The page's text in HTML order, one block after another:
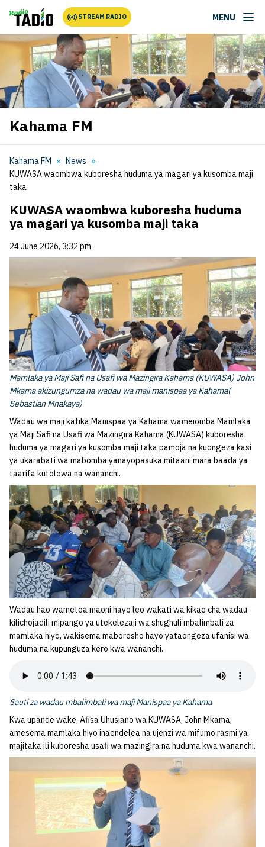
STREAM RADIO MENU
Kahama FM
Kahama FM
News
KUWASA waombwa kuboresha huduma ya magari ya kusomba maji
taka
KUWASA waombwa kuboresha huduma
ya magari ya kusomba maji taka
24 June 2026, 3:32 pm
Mamlaka ya Maji Safi na Usafi wa Mazingira Kahama (KUWASA) John
Mkama akizungumza na wadau wa maji manispaa ya Kahama(
Sebastian Mnakaya)
Wadau wa maji katika Manispaa ya Kahama wameiomba Mamlaka
ya Maji Safi na Usafi wa Mazingira Kahama (KUWASA) kuboresha
huduma ya magari ya kusomba maji taka pamoja na kuongeza kasi
ya ukarabati wa mabomba yanayopasuka mitaani mara baada ya
taarifa kutolewa na wananchi.
Wadau hao wametoa maoni hayo leo wakati wa kikao cha wadau
kilichojadili mipango ya utekelezaji wa shughuli mbalimbali za
mamlaka hiyo, wakisema maboresho hayo yataongeza ufanisi wa
huduma na kupunguza kero kwa wananchi.
Sauti za wadau mbalimbali wa maji Manispaa ya Kahama
Kwa upande wake, Afisa Uhusiano wa KUWASA, John Mkama,
amesema mamlaka hiyo inaendelea na ujenzi wa mifumo rasmi ya
majitaka ili kuboresha usafi wa mazingira na huduma kwa wananchi.